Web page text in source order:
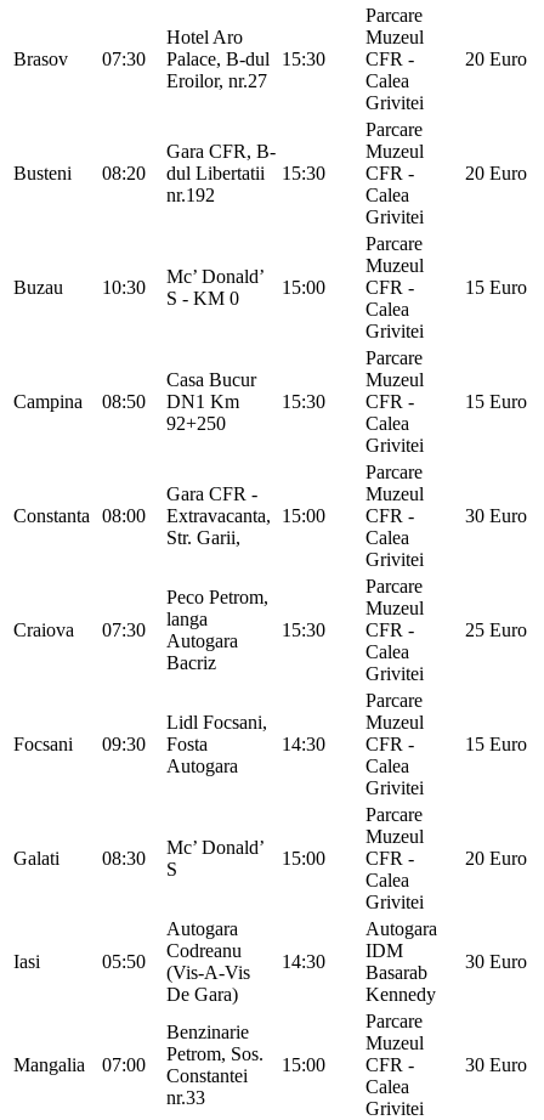
Brasov 07:30
Hotel Aro
Palace, B-dul
Eroilor, nr.27
15:30
Parcare
Muzeul
CFR -
Calea
Grivitei
20 Euro
Busteni 08:20
Gara CFR, B-
dul Libertatii
nr.192
15:30
Parcare
Muzeul
CFR -
Calea
Grivitei
20 Euro
Buzau 10:30
Mc’ Donald’
S - KM 0
15:00
Parcare
Muzeul
CFR -
Calea
Grivitei
15 Euro
Campina 08:50
Casa Bucur
DN1 Km
92+250
15:30
Parcare
Muzeul
CFR -
Calea
Grivitei
15 Euro
Constanta 08:00
Gara CFR -
Extravacanta,
Str. Garii,
15:00
Parcare
Muzeul
CFR -
Calea
Grivitei
30 Euro
Craiova 07:30
Peco Petrom,
langa
Autogara
Bacriz
15:30
Parcare
Muzeul
CFR -
Calea
Grivitei
25 Euro
Focsani 09:30
Lidl Focsani,
Fosta
Autogara
14:30
Parcare
Muzeul
CFR -
Calea
Grivitei
15 Euro
Galati 08:30
Mc’ Donald’
S
15:00
Parcare
Muzeul
CFR -
Calea
Grivitei
20 Euro
Iasi 05:50
Autogara
Codreanu
(Vis-A-Vis
De Gara)
14:30
Autogara
IDM
Basarab
Kennedy
30 Euro
Mangalia 07:00
Benzinarie
Petrom, Sos.
Constantei
nr.33
15:00
Parcare
Muzeul
CFR -
Calea
Grivitei
30 Euro